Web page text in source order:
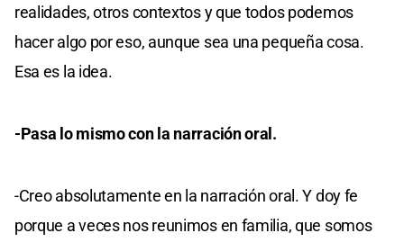
realidades, otros contextos y que todos podemos
hacer algo por eso, aunque sea una pequeña cosa.
Esa es la idea.
-Pasa lo mismo con la narración oral.
-Creo absolutamente en la narración oral. Y doy fe
porque a veces nos reunimos en familia, que somos